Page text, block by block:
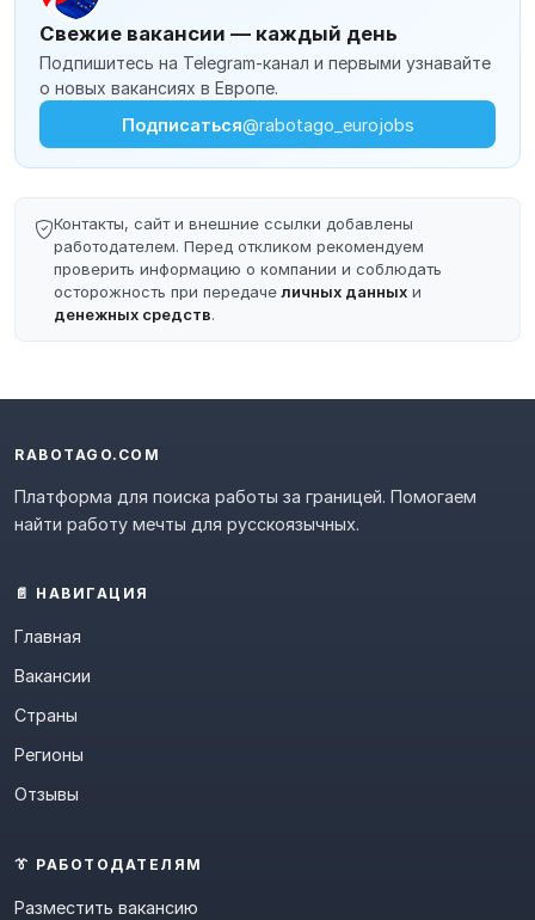
Свежие вакансии — каждый день
Подпишитесь на Telegram-канал и первыми узнавайте
о новых вакансиях в Европе.
Подписаться@rabotago_eurojobs
Контакты, сайт и внешние ссылки добавлены
работодателем. Перед откликом рекомендуем
проверить информацию о компании и соблюдать
осторожность при передачеличных данных и
денежных средств.
RABOTAGO.COM
Платформа для поиска работы за границей. Помогаем
найти работу мечты для русскоязычных.
📄 НАВИГАЦИЯ
Главная
Вакансии
Страны
Регионы
Отзывы
👔 РАБОТОДАТЕЛЯМ
Разместить вакансию